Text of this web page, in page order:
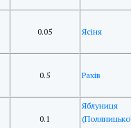
0.05 Ясіня
0.5 Рахів
0.1
Яблуниця